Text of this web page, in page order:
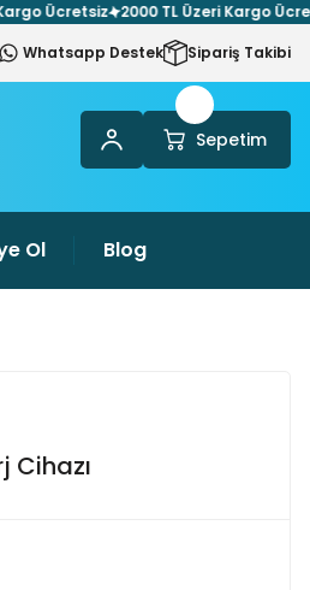
Ücretsiz 2000 TL Üzeri Kargo Ücretsiz
Whatsapp Destek Sipariş Takibi
Sepetim
Ol Blog
Cihazı